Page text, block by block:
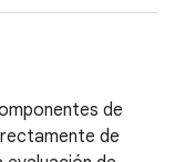
de
de